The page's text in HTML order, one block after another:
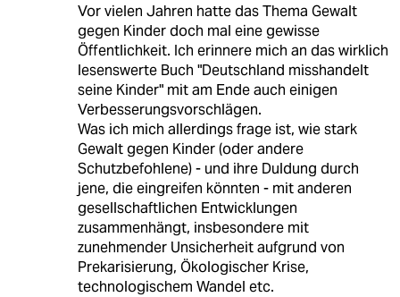
Vor vielen Jahren hatte das Thema Gewalt
gegen Kinder doch mal eine gewisse
Öffentlichkeit. Ich erinnere mich an das wirklich
lesenswerte Buch "Deutschland misshandelt
seine Kinder" mit am Ende auch einigen
Verbesserungsvorschlägen.
Was ich mich allerdings frage ist, wie stark
Gewalt gegen Kinder (oder andere
Schutzbefohlene) - und ihre Duldung durch
jene, die eingreifen könnten - mit anderen
gesellschaftlichen Entwicklungen
zusammenhängt, insbesondere mit
zunehmender Unsicherheit aufgrund von
Prekarisierung, Ökologischer Krise,
technologischem Wandel etc.